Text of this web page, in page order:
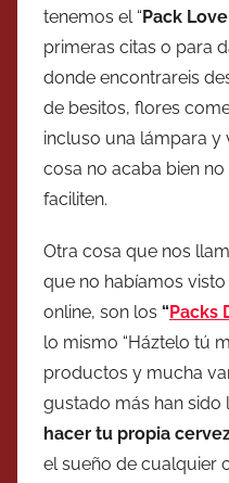
tenemos el “ Pack
primeras citas o para
donde encontrareis
de besitos, flores
incluso una lámpara y
cosa no acaba bien
faciliten.
Otra cosa que nos
que no habíamos
online, son los “ Packs
lo mismo “Háztelo tú
productos y mucha
gustado más han sido
hacer tu propia
el sueño de cualquier